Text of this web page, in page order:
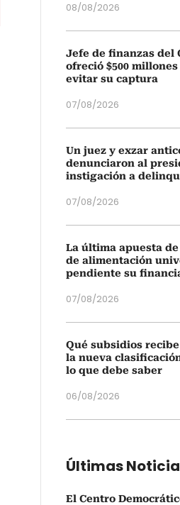
08/08/2026
Jefe de finanzas del
ofreció $500
evitar su captura
07/08/2026
Un juez y exzar
denunciaron al
instigación a
07/08/2026
La última apuesta
de alimentación
pendiente su
07/08/2026
Qué subsidios
la nueva
lo que debe saber
06/08/2026
Últimas
El Centro